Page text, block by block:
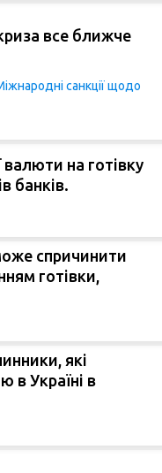
все ближче
санкції щодо
валюти на готівку
банків.
спричинити
готівки,
які
в Україні в